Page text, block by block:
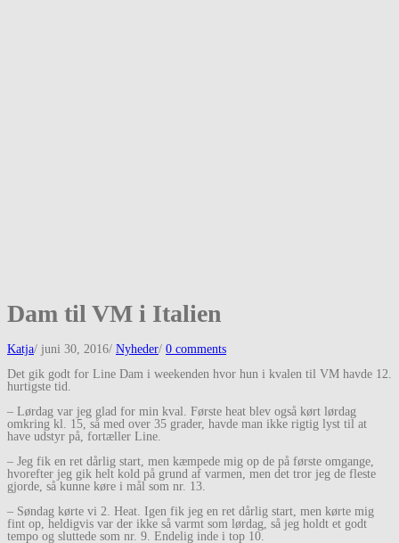
Dam til VM i Italien
Katja/ juni 30, 2016/ Nyheder/ 0 comments
Det gik godt for Line Dam i weekenden hvor hun i kvalen til VM havde 12.
hurtigste tid.
– Lørdag var jeg glad for min kval. Første heat blev også kørt lørdag
omkring kl. 15, så med over 35 grader, havde man ikke rigtig lyst til at
have udstyr på, fortæller Line.
– Jeg fik en ret dårlig start, men kæmpede mig op de på første omgange,
hvorefter jeg gik helt kold på grund af varmen, men det tror jeg de fleste
gjorde, så kunne køre i mål som nr. 13.
– Søndag kørte vi 2. Heat. Igen fik jeg en ret dårlig start, men kørte mig
fint op, heldigvis var der ikke så varmt som lørdag, så jeg holdt et godt
tempo og sluttede som nr. 9. Endelig inde i top 10.